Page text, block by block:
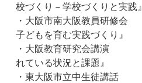
校づくり－学校づくりと実践』
・大阪市南大阪教員研修
子どもを育む実践づくり』
・大阪教育研究会講演
れている状況と課題』
・東大阪市立中生徒講